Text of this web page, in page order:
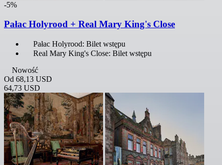
-5%
Pałac Holyrood + Real Mary King's Close
Pałac Holyrood: Bilet wstępu
Real Mary King's Close: Bilet wstępu
Nowość
Od 68,13 USD
64,73 USD